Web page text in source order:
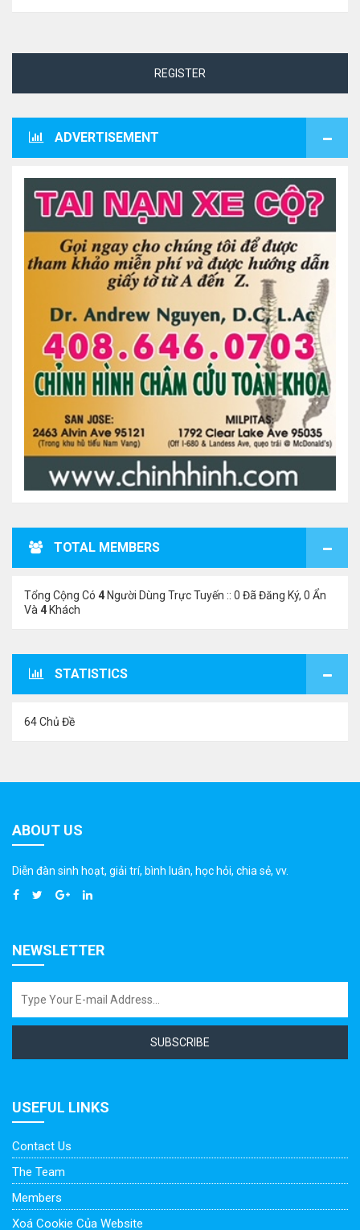
REGISTER
ADVERTISEMENT
TOTAL MEMBERS
Tổng Cộng Có 4 Người Dùng Trực Tuyến :: 0 Đã Đăng Ký, 0 Ẩn
Và 4 Khách
STATISTICS
64 Chủ Đề
ABOUT US
Diễn đàn sinh hoạt, giải trí, bình luân, học hỏi, chia sẻ, vv.
NEWSLETTER
SUBSCRIBE
USEFUL LINKS
Contact Us
The Team
Members
Xoá Cookie Của Website